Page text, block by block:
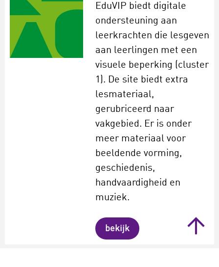
EduVIP biedt digitale
ondersteuning aan
leerkrachten die lesgeven
aan leerlingen met een
visuele beperking (cluster
1). De site biedt extra
lesmateriaal,
gerubriceerd naar
vakgebied. Er is onder
meer materiaal voor
beeldende vorming,
geschiedenis,
handvaardigheid en
muziek.
bekijk